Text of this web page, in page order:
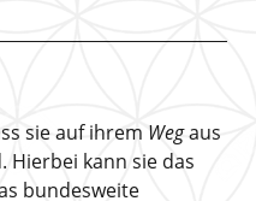
sie auf ihrem Wegaus
Hierbei kann sie das
bundesweite